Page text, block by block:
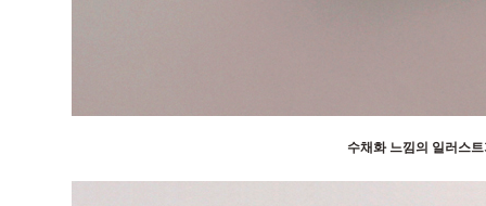
수채화 느낌의 일러스